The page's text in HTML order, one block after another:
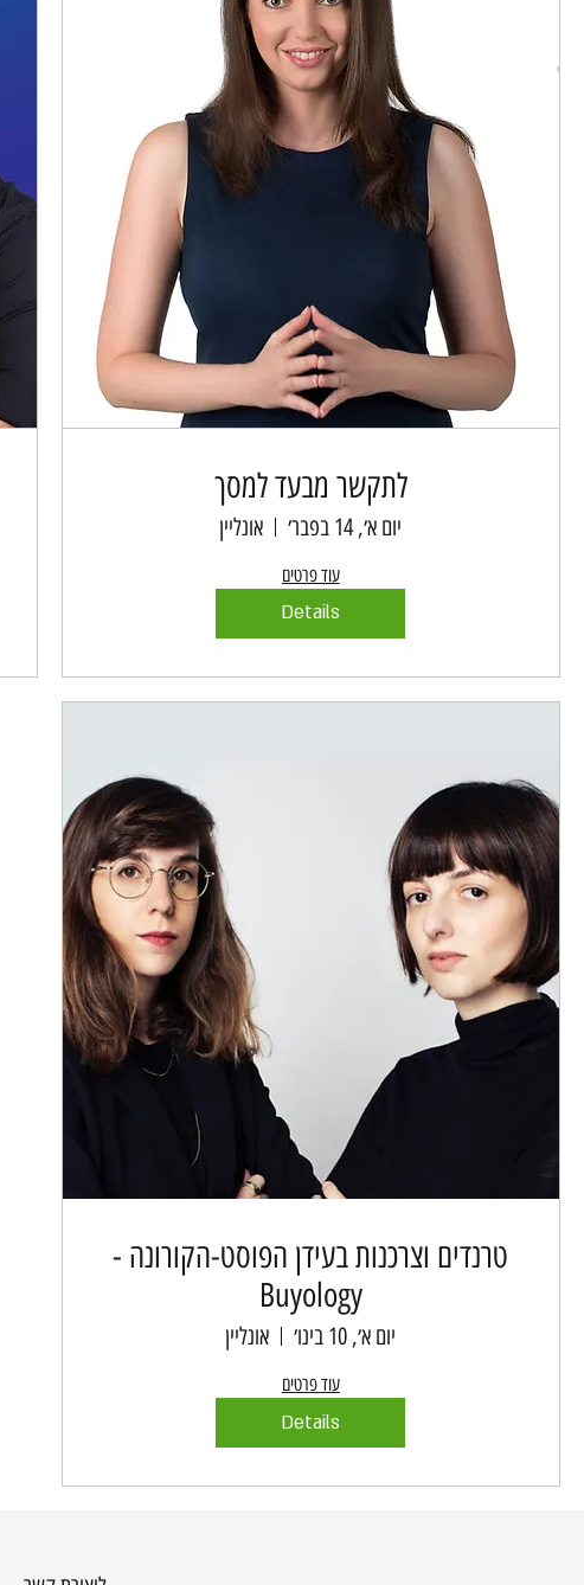
לתקשר מבעד למסך
יום א׳, 14 בפבר׳ אונליין
עוד פרטים
Details
טרנדים וצרכנות בעידן הפוסט-הקורונה -
Buyology
יום א׳, 10 בינו׳ אונליין
עוד פרטים
Details